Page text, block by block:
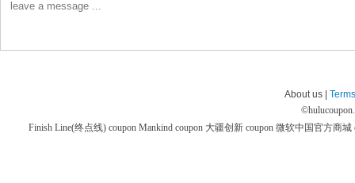
About us |
©
Finish Line(终点线) coupon Mankind coupon 大疆创新 coupon 微软中国官方商城